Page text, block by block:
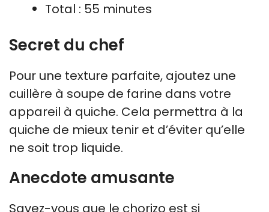
Total : 55 minutes
Secret du chef
Pour une texture parfaite, ajoutez une
cuillère à soupe de farine dans votre
appareil à quiche. Cela permettra à la
quiche de mieux tenir et d’éviter qu’elle
ne soit trop liquide.
Anecdote amusante
Savez-vous que le chorizo est si